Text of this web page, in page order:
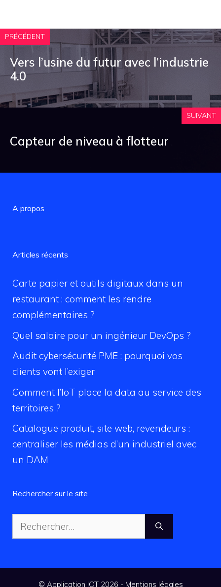
PRÉCÉDENT
Vers l’usine du futur avec l’industrie
4.0
SUIVANT
Capteur de niveau à flotteur
A propos
Articles récents
Carte papier et outils digitaux dans un
restaurant : comment les rendre
complémentaires ?
Quel salaire pour un ingénieur DevOps ?
Audit cybersécurité PME : pourquoi vos
clients vont l’exiger
Comment l’IoT place la data au service des
territoires ?
Catalogue produit, site web, revendeurs :
centraliser les médias d’un industriel avec
un DAM
Rechercher sur le site
Rechercher :
© Application IOT 2026 - Mentions légales